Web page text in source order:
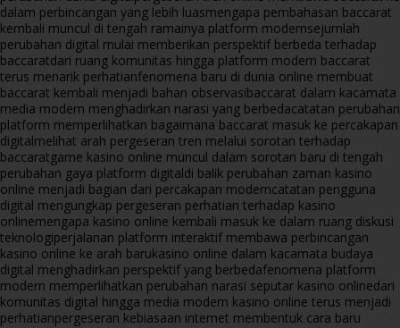
dalam perbincangan yang lebih luasmengapa pembahasan baccarat
kembali muncul di tengah ramainya platform modernsejumlah
perubahan digital mulai memberikan perspektif berbeda terhadap
baccaratdari ruang komunitas hingga platform modern baccarat
terus menarik perhatianfenomena baru di dunia online membuat
baccarat kembali menjadi bahan observasibaccarat dalam kacamata
media modern menghadirkan narasi yang berbedacatatan perubahan
platform memperlihatkan bagaimana baccarat masuk ke percakapan
digitalmelihat arah pergeseran tren melalui sorotan terhadap
baccaratgame kasino online muncul dalam sorotan baru di tengah
perubahan gaya platform digitaldi balik perubahan zaman kasino
online menjadi bagian dari percakapan moderncatatan pengguna
digital mengungkap pergeseran perhatian terhadap kasino
onlinemengapa kasino online kembali masuk ke dalam ruang diskusi
teknologiperjalanan platform interaktif membawa perbincangan
kasino online ke arah barukasino online dalam kacamata budaya
digital menghadirkan perspektif yang berbedafenomena platform
modern memperlihatkan perubahan narasi seputar kasino onlinedari
komunitas digital hingga media modern kasino online terus menjadi
perhatianpergeseran kebiasaan internet membentuk cara baru